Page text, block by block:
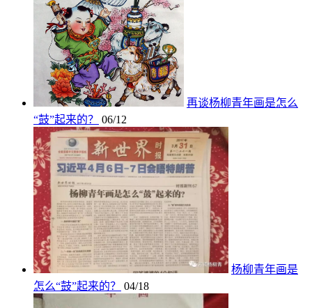
再谈杨柳青年画是怎么
“鼓”起来的？
06/12
杨柳青年画是
怎么“鼓”起来的？
04/18